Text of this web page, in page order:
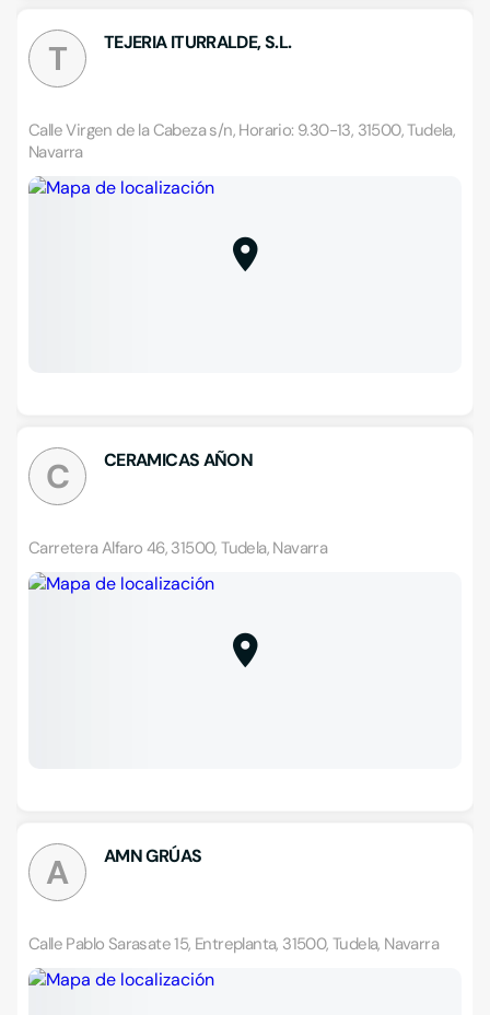
T TEJERIA ITURRALDE, S.L.
Calle Virgen de la Cabeza s/n, Horario: 9.30-13, 31500, Tudela,
Navarra
C CERAMICAS AÑON
Carretera Alfaro 46, 31500, Tudela, Navarra
A AMN GRÚAS
Calle Pablo Sarasate 15, Entreplanta, 31500, Tudela, Navarra